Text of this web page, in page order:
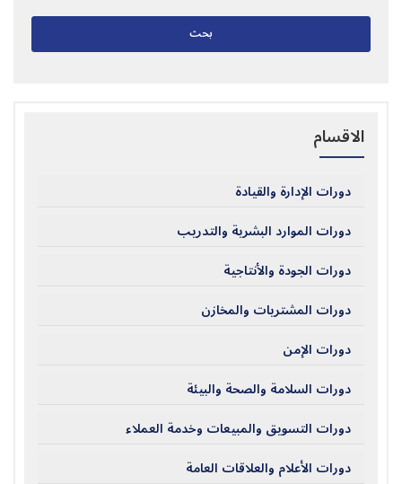
بحث
الاقسام
دورات الإدارة والقيادة
دورات الموارد البشرية والتدريب
دورات الجودة والأنتاجية
دورات المشتريات والمخازن
دورات الإمن
دورات السلامة والصحة والبيئة
دورات التسويق والمبيعات وخدمة العملاء
دورات الأعلام والعلاقات العامة